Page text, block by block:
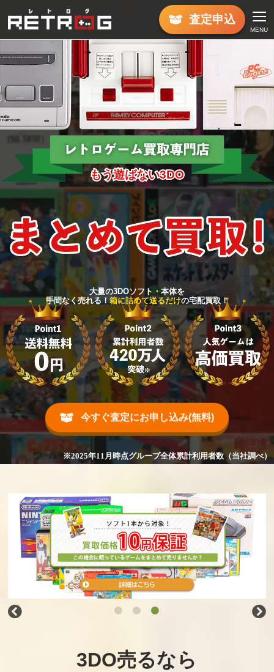
査定申込
MENU
もう遊ばない3DO
もう遊ばない3DO
大量の3DOソフト・本体を
手間なく売れる！箱に詰めて送るだけの宅配買取！
今すぐ査定にお申し込み(無料)
3DO売るなら